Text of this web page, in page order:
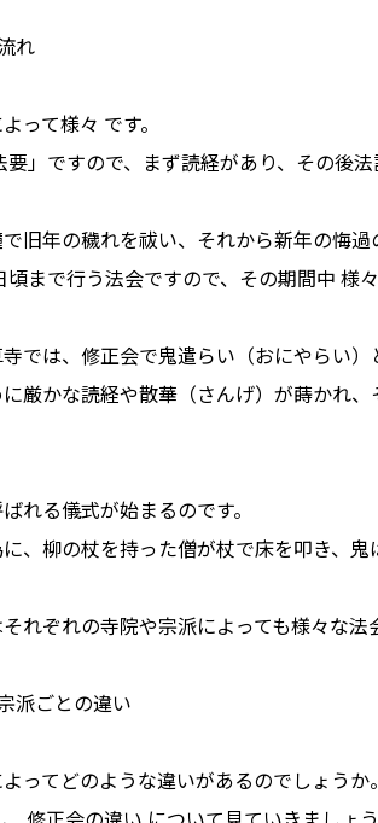
れ
って様々 です。
」ですので、まず読経があり、その後法
旧年の穢れを祓い、それから新年の悔過
まで行う法会ですので、その期間中 様
では、修正会で鬼遣らい（おにやらい）
厳かな読経や散華（さんげ）が蒔かれ
れる儀式が始まるのです。
、柳の杖を持った僧が杖で床を叩き、鬼
れぞれの寺院や宗派によっても様々な法
派ごとの違い
ってどのような違いがあるのでしょうか。